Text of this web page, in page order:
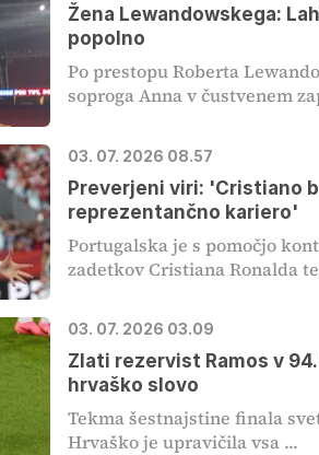
Žena Lewandowskega:
popolno
Po prestopu Roberta
soproga Anna v čustvenem
03. 07. 2026 08.57
Preverjeni viri: 'Cristiano
reprezentančno kariero'
Portugalska je s pomočjo
zadetkov Cristiana Ronalda
03. 07. 2026 03.09
Zlati rezervist Ramos v
hrvaško slovo
Tekma šestnajstine finala
Hrvaško je upravičila vsa ...